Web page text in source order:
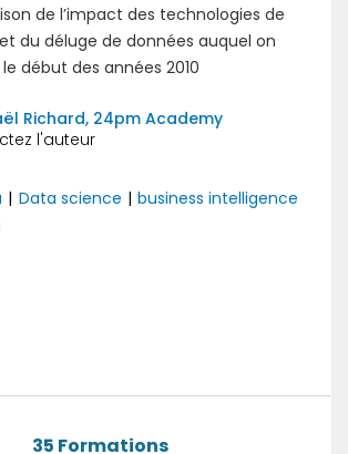
de l’impact des technologies de
du déluge de données auquel on
début des années 2010
Richard, 24pm Academy
| Data science | business intelligence
35 Formations